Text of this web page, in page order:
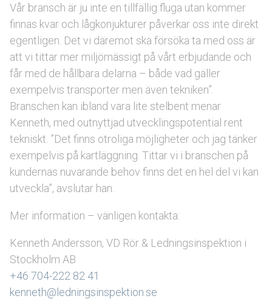
Vår bransch är ju inte en tillfällig fluga utan kommer
finnas kvar och lågkonjukturer påverkar oss inte direkt
egentligen. Det vi däremot ska försöka ta med oss är
att vi tittar mer miljömässigt på vårt erbjudande och
får med de hållbara delarna – både vad gäller
exempelvis transporter men även tekniken”.
Branschen kan ibland vara lite stelbent menar
Kenneth, med outnyttjad utvecklingspotential rent
tekniskt. ”Det finns otroliga möjligheter och jag tänker
exempelvis på kartläggning. Tittar vi i branschen på
kundernas nuvarande behov finns det en hel del vi kan
utveckla”, avslutar han.
Mer information – vänligen kontakta:
Kenneth Andersson, VD Rör & Ledningsinspektion i
Stockholm AB
+46 704-222 82 41
kenneth@ledningsinspektion.se